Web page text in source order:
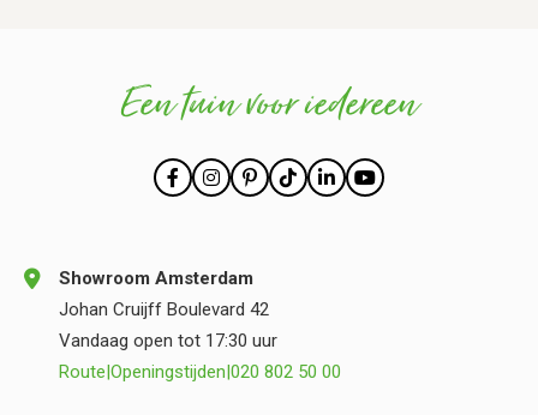
Een tuin voor iedereen
Showroom Amsterdam
Johan Cruijff Boulevard 42
Vandaag open tot 17:30 uur
Route Openingstijden 020 802 50 00